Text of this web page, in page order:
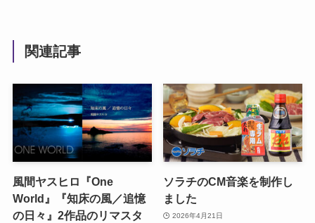
関連記事
風間ヤスヒロ『One
World』『知床の風／追憶
の日々』2作品のリマスタ
ソラチのCM音楽を制作し
ました
2026年4月21日